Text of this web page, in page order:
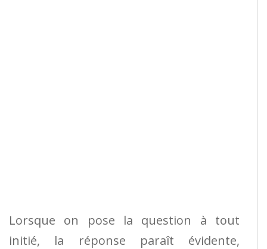
Lorsque on pose la question à tout
initié, la réponse paraît évidente,